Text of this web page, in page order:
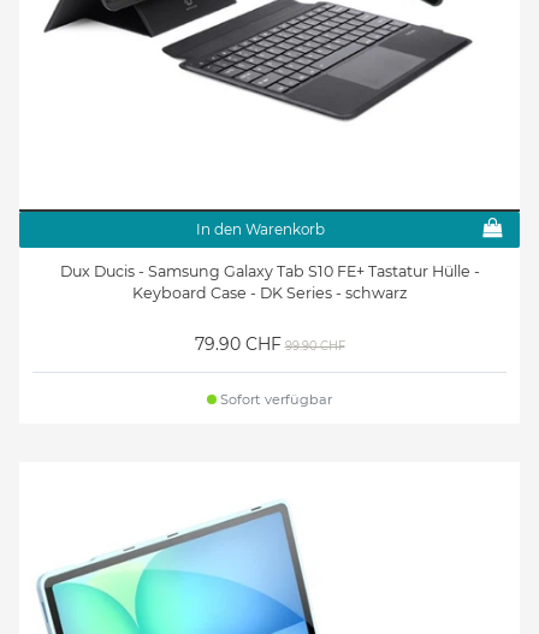
In den Warenkorb
Dux Ducis - Samsung Galaxy Tab S10 FE+ Tastatur Hülle -
Keyboard Case - DK Series - schwarz
79.90 CHF 99.90 CHF
Sofort verfügbar